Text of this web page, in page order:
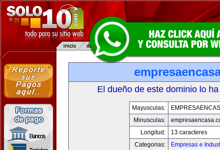
El dueño de este dominio lo
Mayusculas:
Minusculas:
Longitud:
13 caracteres
Categorias:
Empresas e